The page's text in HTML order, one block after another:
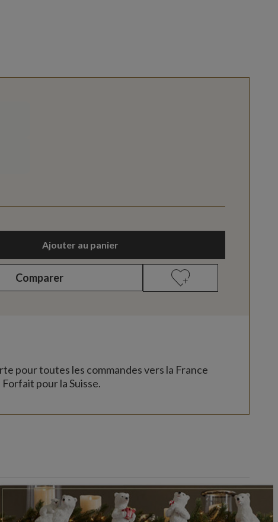
Ajouter au panier
Comparer
pour toutes les commandes vers la France
pour la Suisse.